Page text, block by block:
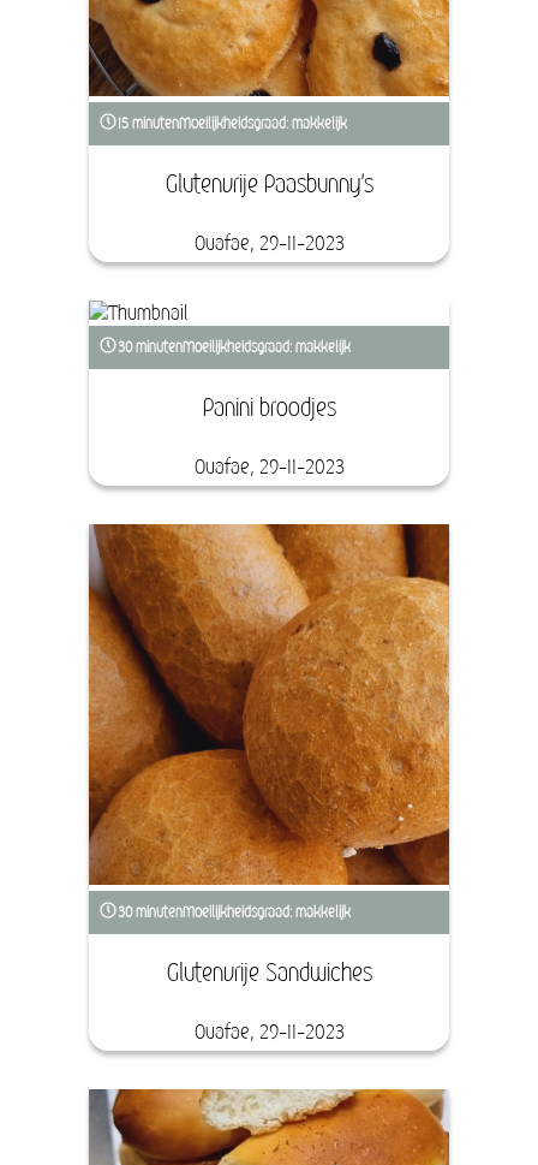
15 minutenMoeilijkheidsgraad: makkelijk
Glutenvrije Paasbunny's
Ouafae, 29-11-2023
30 minutenMoeilijkheidsgraad: makkelijk
Panini broodjes
Ouafae, 29-11-2023
30 minutenMoeilijkheidsgraad: makkelijk
Glutenvrije Sandwiches
Ouafae, 29-11-2023